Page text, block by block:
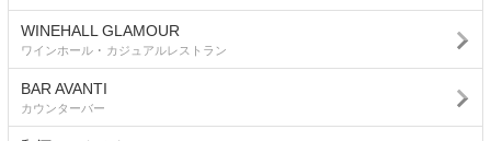
WINEHALL GLAMOUR
ワインホール ･ カジュアルレストラン
BAR AVANTI
カウンターバー